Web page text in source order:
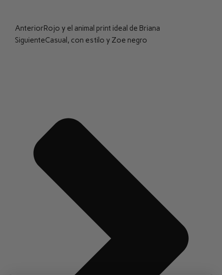
AnteriorRojo y el animal print ideal de Briana
SiguienteCasual, con estilo y Zoe negro